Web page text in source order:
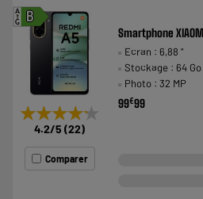
B
A
G
★★★★★
★★★★★
4.2/5 (22)
Comparer
Smartphone
Ecran : 6,88 "
Stockage : 64 Go
Photo : 32 MP
99€99